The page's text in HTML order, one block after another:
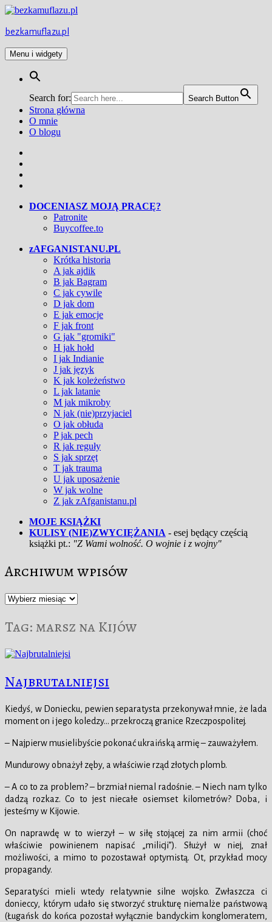
Przejdź
treści
bezkamuflazu.pl
Menu i widgety
Search for: Search Button
Strona główna
O mnie
O blogu
DOCENIASZ MOJĄ PRACĘ?
Patronite
Buycoffee.to
zAFGANISTANU.PL
Krótka historia
A jak ajdik
B jak Bagram
C jak cywile
D jak dom
E jak emocje
F jak front
G jak "gromiki"
H jak hołd
I jak Indianie
J jak język
K jak koleżeństwo
L jak latanie
M jak mikroby
N jak (nie)przyjaciel
O jak obłuda
P jak pech
R jak reguły
S jak sprzęt
T jak trauma
U jak uposażenie
W jak wolne
Z jak zAfganistanu.pl
MOJE KSIĄŻKI
KULISY (NIE)ZWYCIĘŻANIA - esej będący częścią
książki pt.: "Z Wami wolność. O wojnie i z wojny"
Archiwum wpisów
Archiwum
Tag: marsz na Kijów
Najbrutalniejsi
Kiedyś, w Doniecku, pewien separatysta przekonywał mnie, że lada
moment on i jego koledzy… przekroczą granice Rzeczpospolitej.
– Najpierw musielibyście pokonać ukraińską armię – zauważyłem.
Mundurowy obnażył zęby, a właściwie rząd złotych plomb.
– A co to za problem? – brzmiał niemal radośnie. – Niech nam tylko
dadzą rozkaz. Co to jest niecałe osiemset kilometrów? Doba, i
jesteśmy w Kijowie.
On naprawdę w to wierzył – w siłę stojącej za nim armii (choć
właściwie powinienem napisać „milicji”). Służył w niej, znał
możliwości, a mimo to pozostawał optymistą. Ot, przykład mocy
propagandy.
Separatyści mieli wtedy relatywnie silne wojsko. Zwłaszcza ci
donieccy, którym udało się stworzyć strukturę niemalże państwową
(Ługańsk do końca pozostał wyłącznie bandyckim konglomeratem,